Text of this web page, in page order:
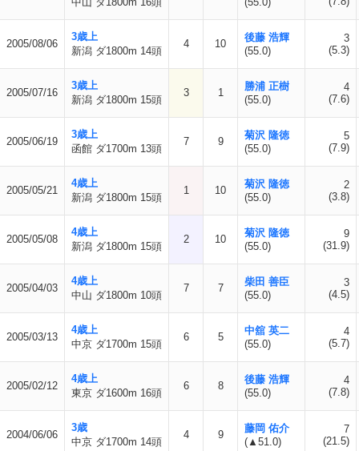
2005/08/06
3歳上
新潟 ダ1800m 14頭
4 10
後藤 浩輝
(55.0)
3
(5.3)
2005/07/16
3歳上
新潟 ダ1800m 15頭
3 1
勝浦 正樹
(55.0)
4
(7.6)
2005/06/19
3歳上
函館 ダ1700m 13頭
7 9
菊沢 隆徳
(55.0)
5
(7.9)
2005/05/21
4歳上
新潟 ダ1800m 15頭
1 10
菊沢 隆徳
(55.0)
2
(3.8)
2005/05/08
4歳上
新潟 ダ1800m 15頭
2 10
菊沢 隆徳
(55.0)
9
(31.9)
2005/04/03
4歳上
中山 ダ1800m 10頭
7 7
柴田 善臣
(55.0)
3
(4.5)
2005/03/13
4歳上
中京 ダ1700m 15頭
6 5
中舘 英二
(55.0)
4
(5.7)
2005/02/12
4歳上
東京 ダ1600m 16頭
6 8
後藤 浩輝
(55.0)
4
(7.8)
2004/06/06
3歳
中京 ダ1700m 14頭
4 9
藤岡 佑介
(▲51.0)
7
(21.5)